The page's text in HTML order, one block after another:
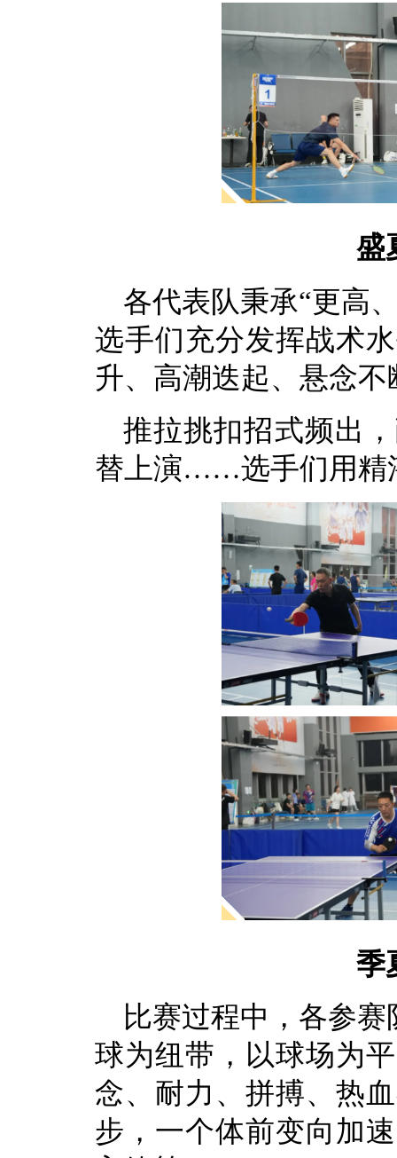
盛
各代表队秉承“更高
选手们充分发挥战术
升、高潮迭起、悬念不
推拉挑扣招式频出
替上演……选手们用精
季
比赛过程中， 各参赛
球为纽带，以球场为
念、耐力、拼搏、热血
步， 一个体前变向加